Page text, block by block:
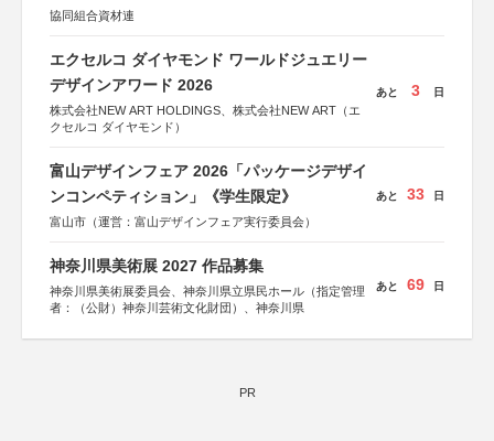
協同組合資材連
エクセルコ ダイヤモンド ワールドジュエリー
デザインアワード 2026
株式会社NEW ART HOLDINGS、株式会社NEW ART（エ
クセルコ ダイヤモンド）
あと 3 日
富山デザインフェア 2026「パッケージデザイ
ンコンペティション」《学生限定》
富山市（運営：富山デザインフェア実行委員会）
あと 33 日
神奈川県美術展 2027 作品募集
神奈川県美術展委員会、神奈川県立県民ホール（指定管理
者：（公財）神奈川芸術文化財団）、神奈川県
あと 69 日
PR